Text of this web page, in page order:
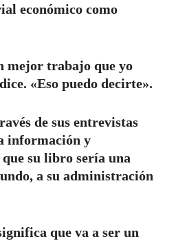
económico como
mejor trabajo que yo
«Eso puedo decirte».
de sus entrevistas
información y
su libro sería una
a su administración
que va a ser un